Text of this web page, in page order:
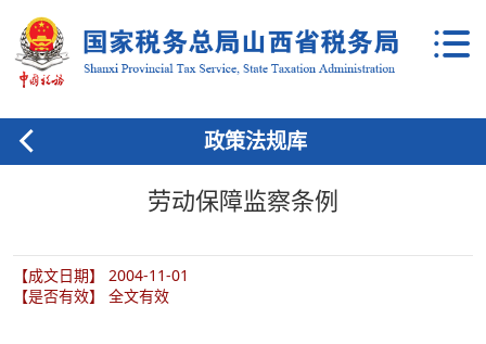
政策法规库
劳动保障监察条例
【成文日期】 2004-11-01
【是否有效】 全文有效